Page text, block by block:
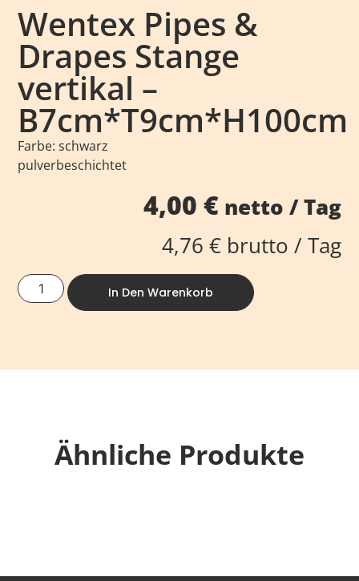
Wentex Pipes &
Drapes Stange
vertikal –
B7cm*T9cm*H100cm
Farbe: schwarz
pulverbeschichtet
4,00 €netto / Tag
4,76 €brutto / Tag
In Den Warenkorb
Ähnliche Produkte